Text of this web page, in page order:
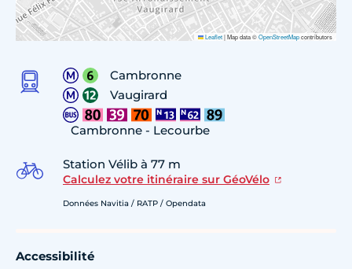
Leaflet|Map data ©OpenStreetMapcontributors
Cambronne
Vaugirard
Cambronne - Lecourbe
Station Vélib à 77 m
Calculez votre itinéraire sur GéoVélo
Données Navitia / RATP / Opendata
Accessibilité